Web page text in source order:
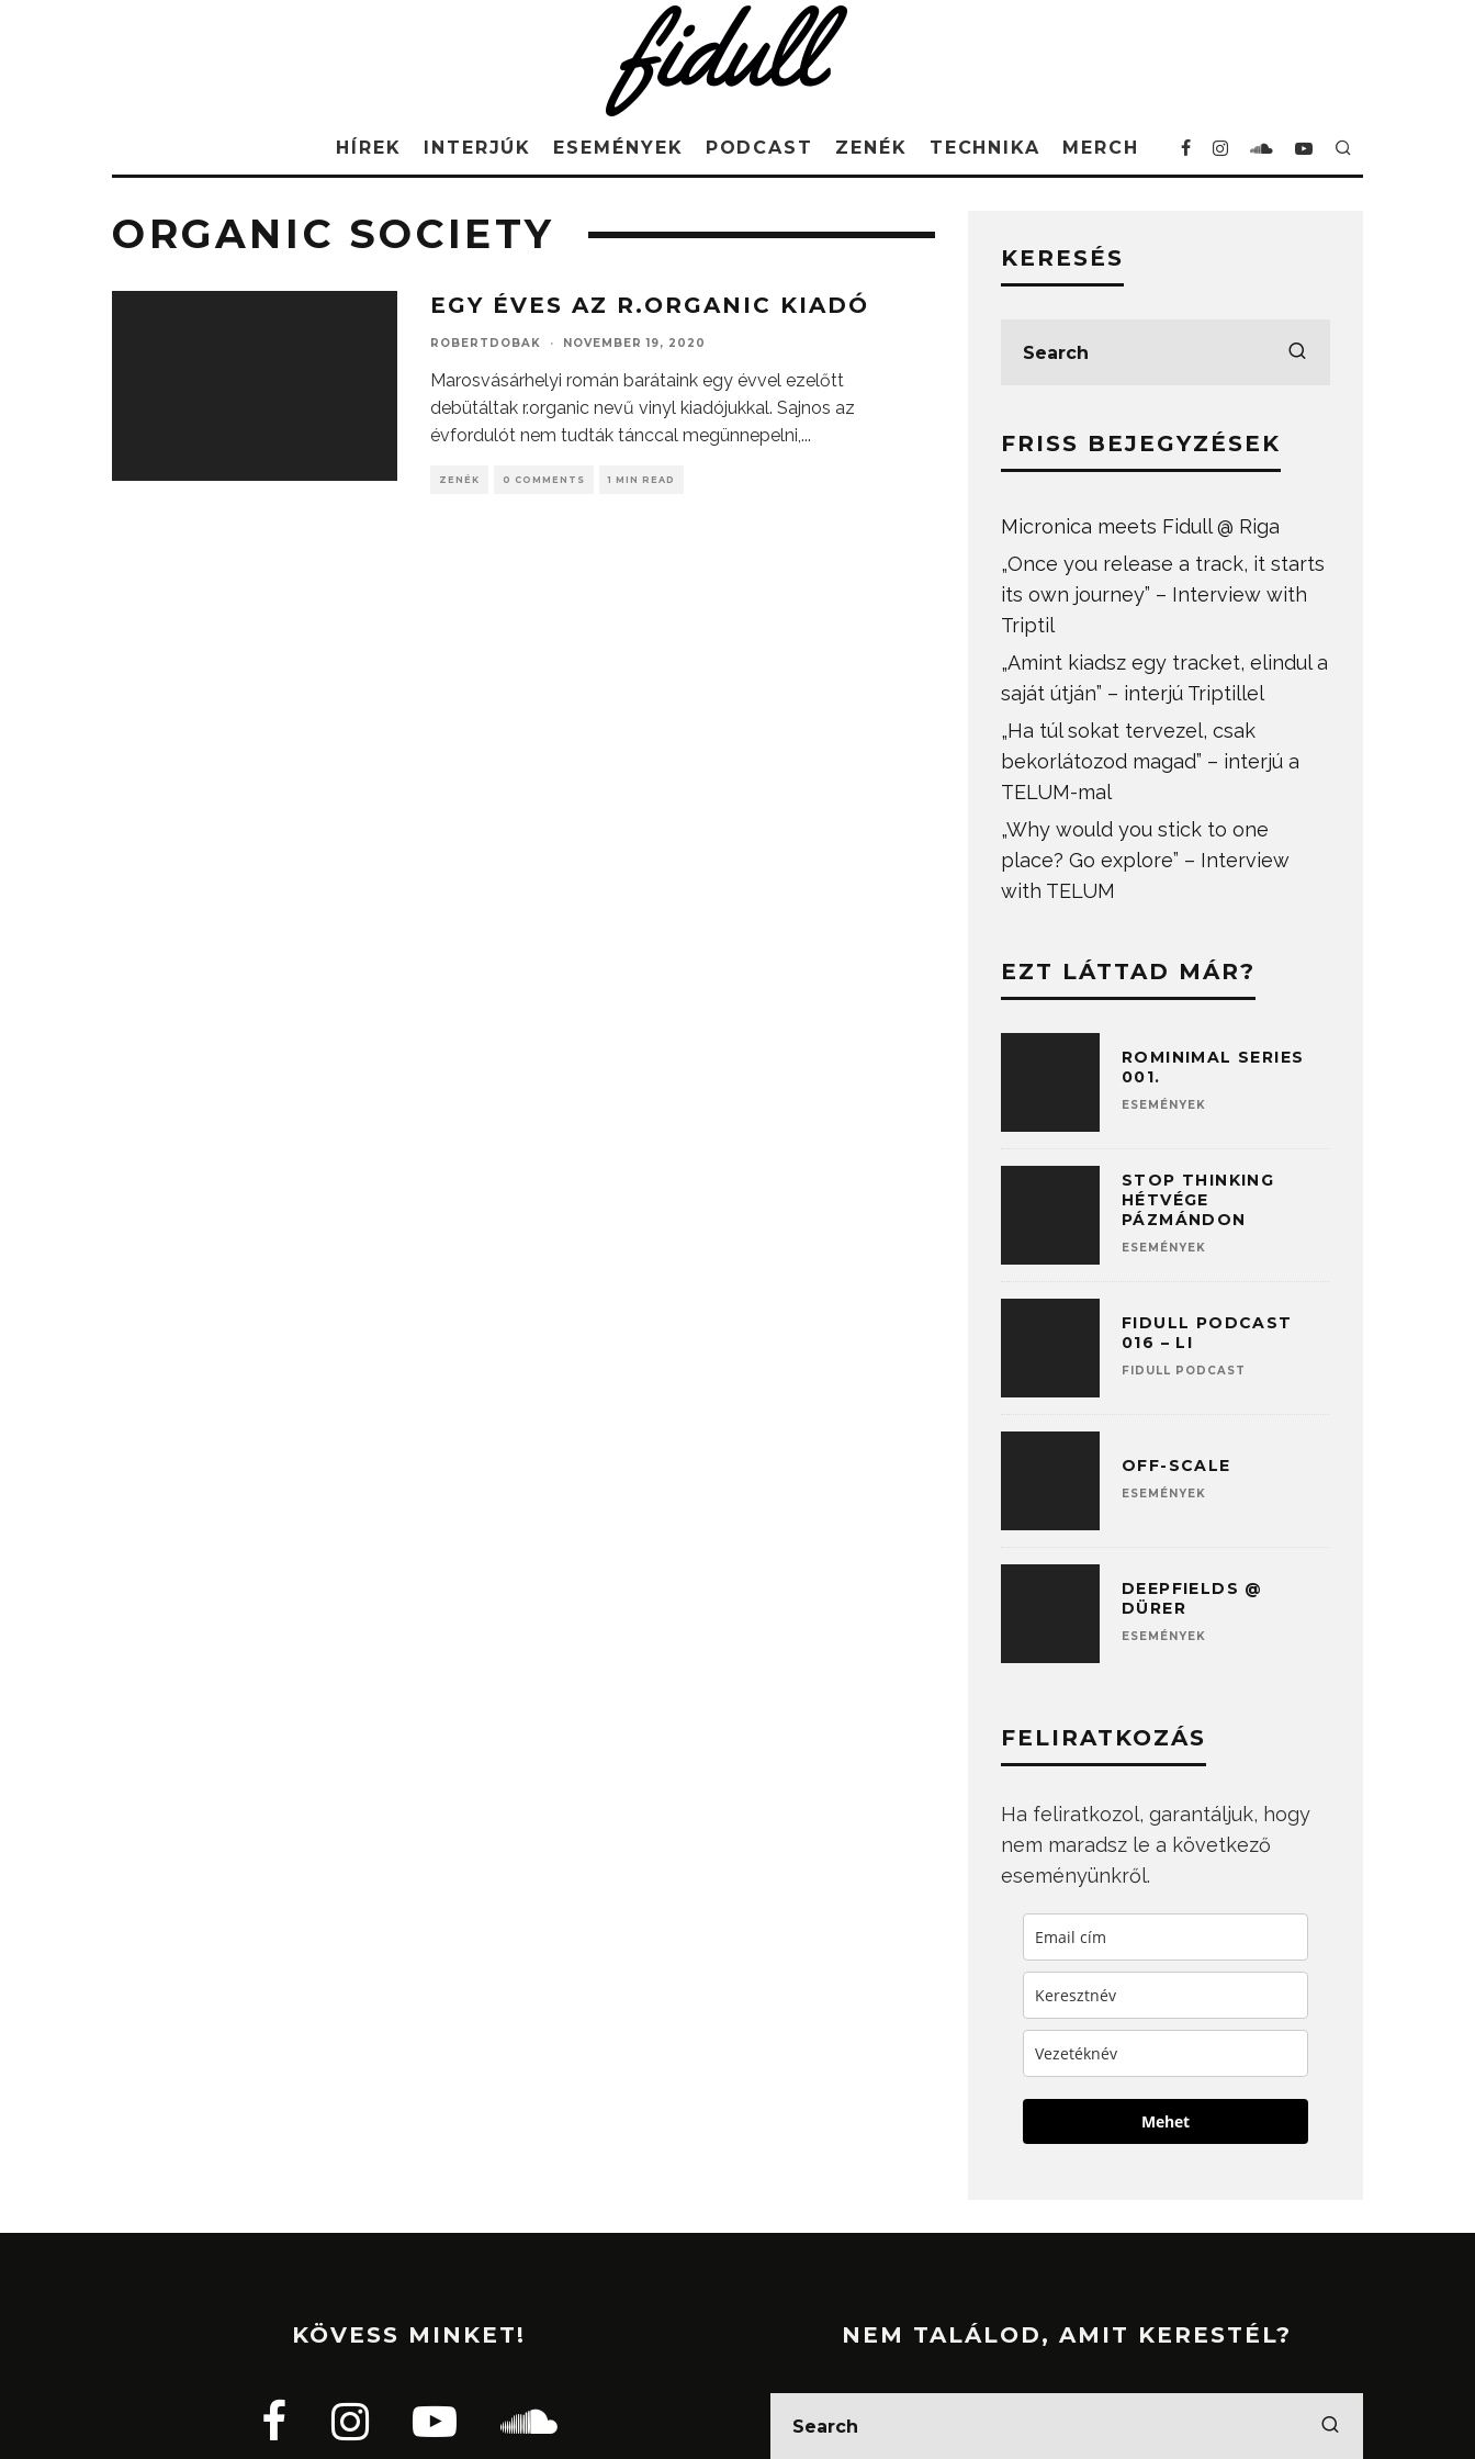
HÍREK INTERJÚK ESEMÉNYEK PODCAST ZENÉK TECHNIKA MERCH
ORGANIC SOCIETY
EGY ÉVES AZ R.ORGANIC KIADÓ
ROBERTDOBAK · NOVEMBER 19, 2020
Marosvásárhelyi román barátaink egy évvel ezelőtt
debütáltak r.organic nevű vinyl kiadójukkal. Sajnos az
évfordulót nem tudták tánccal megünnepelni,...
ZENÉK 0 COMMENTS 1 MIN READ
KERESÉS
FRISS BEJEGYZÉSEK
Micronica meets Fidull @ Riga
„Once you release a track, it starts
its own journey” – Interview with
Triptil
„Amint kiadsz egy tracket, elindul a
saját útján” – interjú Triptillel
„Ha túl sokat tervezel, csak
bekorlátozod magad” – interjú a
TELUM-mal
„Why would you stick to one
place? Go explore” – Interview
with TELUM
EZT LÁTTAD MÁR?
ROMINIMAL SERIES
001.
ESEMÉNYEK
STOP THINKING
HÉTVÉGE
PÁZMÁNDON
ESEMÉNYEK
FIDULL PODCAST
016 – LI
FIDULL PODCAST
OFF-SCALE
ESEMÉNYEK
DEEPFIELDS @
DÜRER
ESEMÉNYEK
FELIRATKOZÁS
Ha feliratkozol, garantáljuk, hogy
nem maradsz le a következő
eseményünkről.
Mehet
KÖVESS MINKET! NEM TALÁLOD, AMIT KERESTÉL?